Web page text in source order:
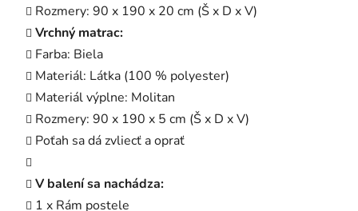
Rozmery: 90 x 190 x 20 cm (Š x D x V)
Vrchný matrac:
Farba: Biela
Materiál: Látka (100 % polyester)
Materiál výplne: Molitan
Rozmery: 90 x 190 x 5 cm (Š x D x V)
Poťah sa dá zvliecť a oprať
V balení sa nachádza:
1 x Rám postele